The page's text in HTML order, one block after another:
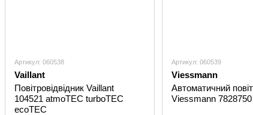
Артикул: 060538
Vaillant
Повітровідвідник Vaillant
104521 atmoTEC turboTEC
ecoTEC
Артикул: 060539
Viessmann
Автоматичний
Viessmann 7828750